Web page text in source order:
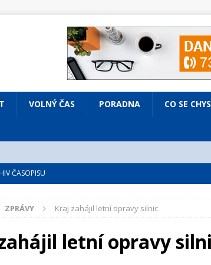
VOLNÝ ČAS PORADNA CO SE
ČASOPISU
VOLNÝ ČAS
Prodaná nevěsta
KULTURA
ve Všenorech
ZPRÁVY Kraj zahájil letní opravy silnic
letní opravy